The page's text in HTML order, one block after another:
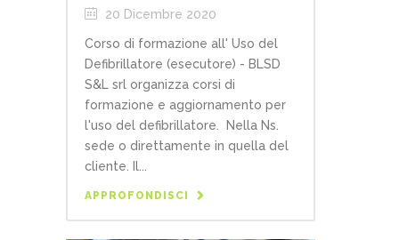
20 Dicembre 2020
Corso di formazione all' Uso del
Defibrillatore (esecutore) - BLSD
S&L srl organizza corsi di
formazione e aggiornamento per
l'uso del defibrillatore. Nella Ns.
sede o direttamente in quella del
cliente. Il...
APPROFONDISCI